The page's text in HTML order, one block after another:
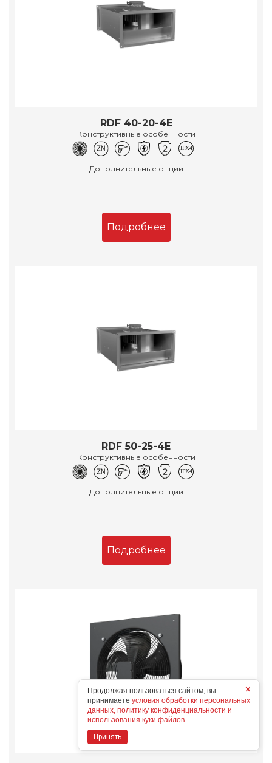
RDF 40-20-4E
Конструктивные особенности
Дополнительные опции
Подробнее
RDF 50-25-4E
Конструктивные особенности
Дополнительные опции
Подробнее
×
Продолжая пользоваться сайтом, вы
принимаете условия обработки персональных
данных, политику конфиденциальности и
использования куки файлов.
Принять